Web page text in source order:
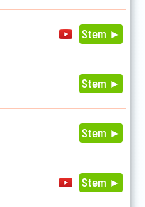
Stem ►
Stem ►
Stem ►
Stem ►